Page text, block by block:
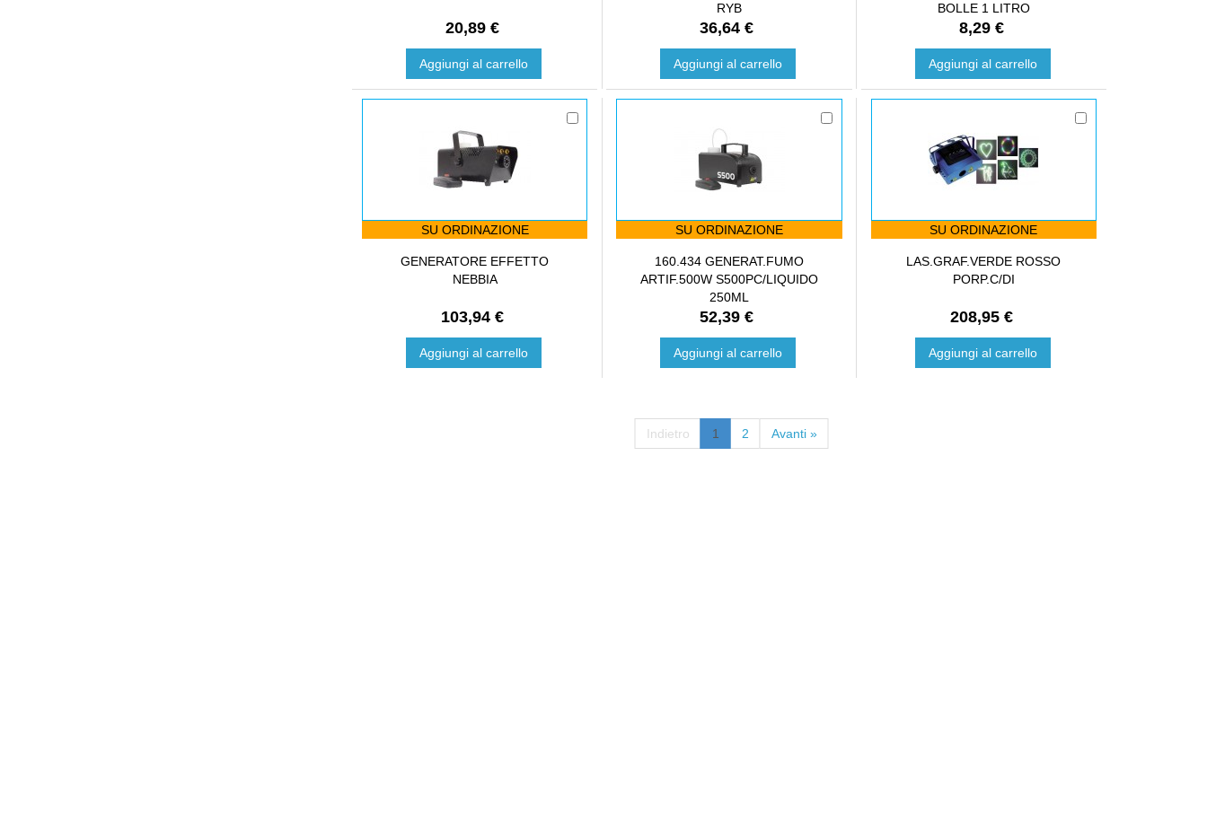
20,89 €
Aggiungi al carrello
RYB
36,64 €
Aggiungi al carrello
BOLLE 1 LITRO
8,29 €
Aggiungi al carrello
SU ORDINAZIONE
GENERATORE EFFETTO
NEBBIA
103,94 €
Aggiungi al carrello
SU ORDINAZIONE
160.434 GENERAT.FUMO
ARTIF.500W S500PC/LIQUIDO
250ML
52,39 €
Aggiungi al carrello
SU ORDINAZIONE
LAS.GRAF.VERDE ROSSO
PORP.C/DI
208,95 €
Aggiungi al carrello
Indietro 1 2 Avanti »